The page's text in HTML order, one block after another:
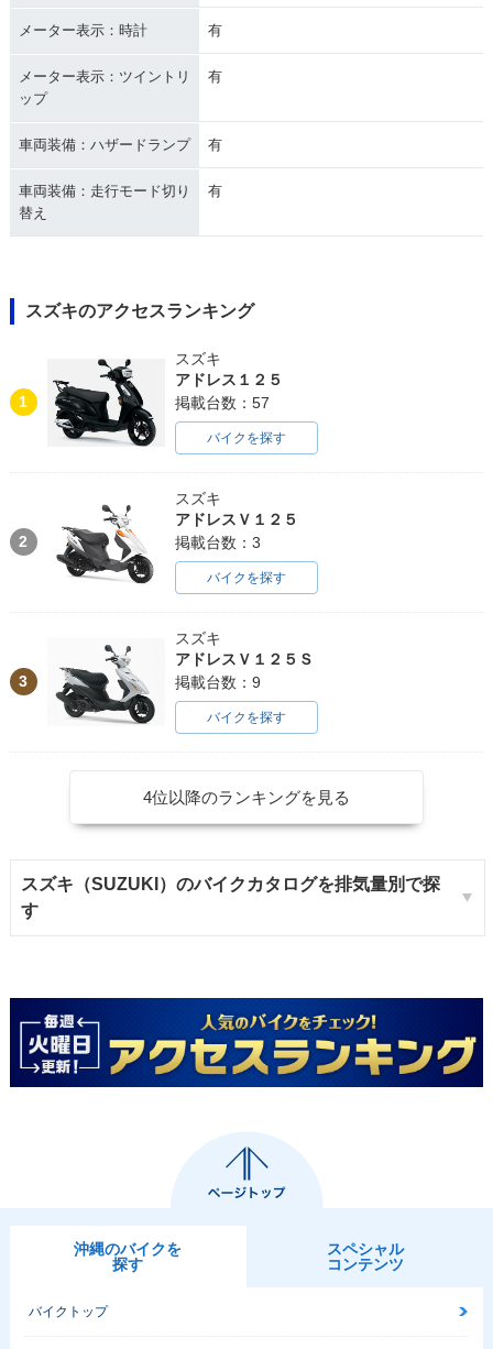
メーター表示：時計 有
メーター表示：ツイントリ
ップ
有
車両装備：ハザードランプ 有
車両装備：走行モード切り
替え
有
スズキのアクセスランキング
1
スズキ
アドレス１２５
掲載台数：57
バイクを探す
2
スズキ
アドレスＶ１２５
掲載台数：3
バイクを探す
3
スズキ
アドレスＶ１２５Ｓ
掲載台数：9
バイクを探す
4位以降のランキングを見る
スズキ（SUZUKI）のバイクカタログを排気量別で探
す
沖縄のバイクを
探す
スペシャル
コンテンツ
バイクトップ